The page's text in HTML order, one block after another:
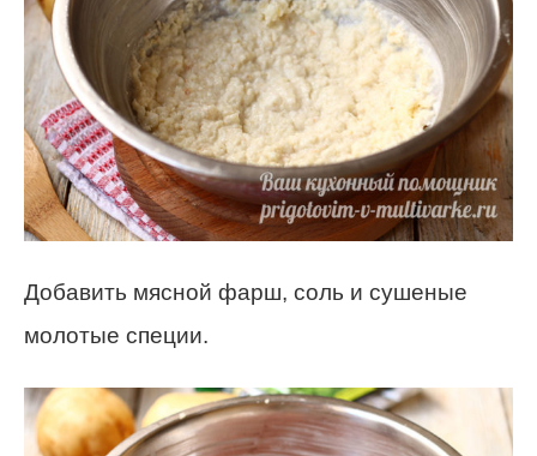
Добавить мясной фарш, соль и сушеные
молотые специи.